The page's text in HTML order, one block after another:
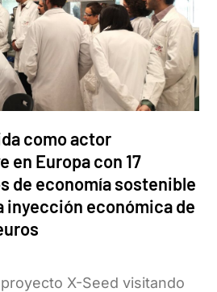
como actor
en Europa con 17
de economía sostenible
inyección económica de
X-Seed visitando